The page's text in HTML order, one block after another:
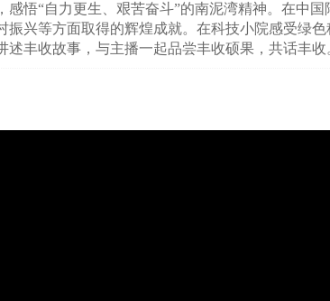
感悟“自力更生、艰苦奋斗”的南泥湾精神。在中
振兴等方面取得的辉煌成就。在科技小院感受绿
丰收故事，与主播一起品尝丰收硕果，共话丰收